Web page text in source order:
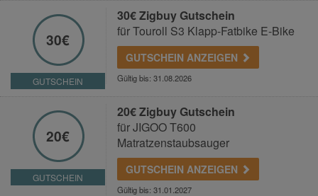
30€
GUTSCHEIN
30€ Zigbuy Gutschein
für Touroll S3 Klapp-Fatbike E-Bike
GUTSCHEIN ANZEIGEN
Gültig bis: 31.08.2026
20€
GUTSCHEIN
20€ Zigbuy Gutschein
für JIGOO T600
Matratzenstaubsauger
GUTSCHEIN ANZEIGEN
Gültig bis: 31.01.2027